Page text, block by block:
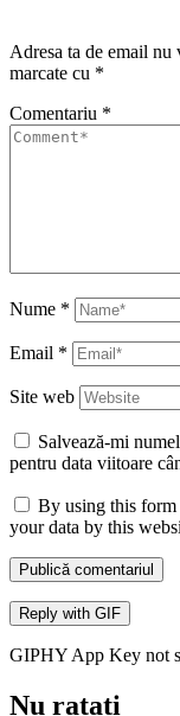
Adresa ta de email nu
marcate cu *
Comentariu *
Nume *
Email *
Site web
Salvează-mi
pentru data viitoare
By using this form
your data by this
Publică comentariul
Reply with GIF
GIPHY App Key not
Nu ratați